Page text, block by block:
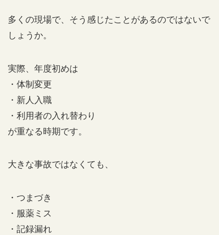
多くの現場で、そう感じたことがあるのではないで
しょうか。
実際、年度初めは
・体制変更
・新人入職
・利用者の入れ替わり
が重なる時期です。
大きな事故ではなくても、
・つまづき
・服薬ミス
・記録漏れ